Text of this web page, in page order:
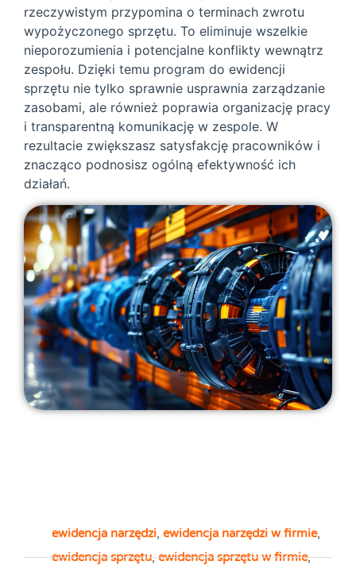
rzeczywistym przypomina o terminach zwrotu
wypożyczonego sprzętu. To eliminuje wszelkie
nieporozumienia i potencjalne konflikty wewnątrz
zespołu. Dzięki temu program do ewidencji
sprzętu nie tylko sprawnie usprawnia zarządzanie
zasobami, ale również poprawia organizację pracy
i transparentną komunikację w zespole. W
rezultacie zwiększasz satysfakcję pracowników i
znacząco podnosisz ogólną efektywność ich
działań.
ewidencja narzędzi, ewidencja narzędzi w firmie,
ewidencja sprzętu,ewidencja sprzętu w firmie,